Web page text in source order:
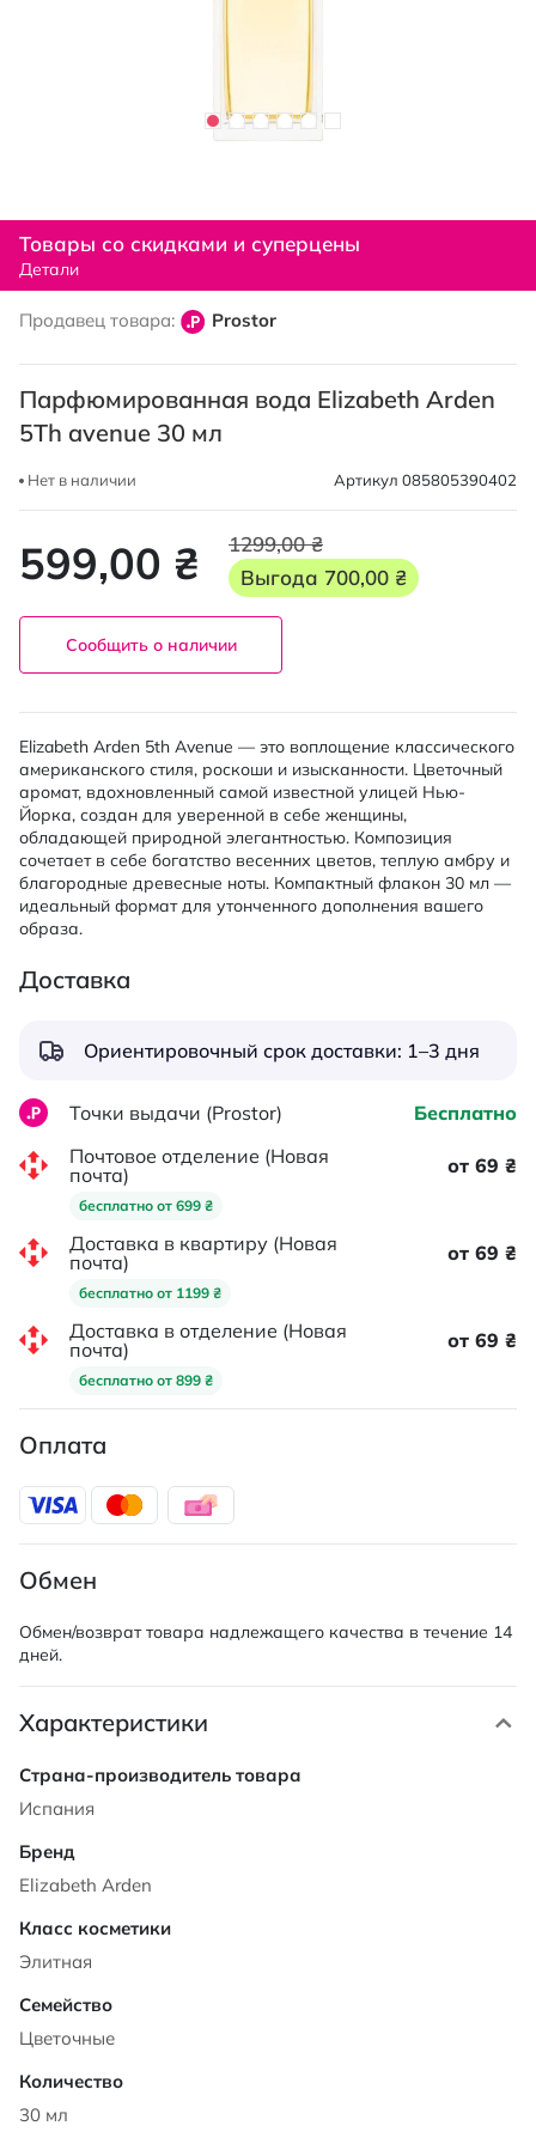
к
началу
галереи
Товары со скидками и суперцены
Детали
Продавец товара: Prostor
Парфюмированная вода Elizabeth Arden
5Th avenue 30 мл
Нет в наличии Артикул 085805390402
599,00 ₴
1299,00 ₴
Выгода 700,00 ₴
Сообщить о наличии
Elizabeth Arden 5th Avenue — это воплощение классического
американского стиля, роскоши и изысканности. Цветочный
аромат, вдохновленный самой известной улицей Нью-
Йорка, создан для уверенной в себе женщины,
обладающей природной элегантностью. Композиция
сочетает в себе богатство весенних цветов, теплую амбру и
благородные древесные ноты. Компактный флакон 30 мл —
идеальный формат для утонченного дополнения вашего
образа.
Доставка
Ориентировочный срок доставки: 1–3 дня
Точки выдачи (Prostor)
Бесплатно
Почтовое отделение (Новая
почта)
бесплатно от 699 ₴
от 69 ₴
Доставка в квартиру (Новая
почта)
бесплатно от 1199 ₴
от 69 ₴
Доставка в отделение (Новая
почта)
бесплатно от 899 ₴
от 69 ₴
Оплата
Обмен
Обмен/возврат товара надлежащего качества в течение 14
дней.
Характеристики
Характеристики
Испания
Elizabeth Arden
Элитная
Цветочные
30 мл